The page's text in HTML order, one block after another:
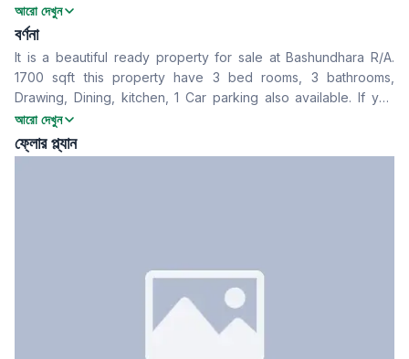
বেডরুম
বাথরুম
বসার রুম
No
Drawing Room
Yes
খাবার রুম
Yes
ফ্লোর টাইপ
Tiled
আরো দেখুন
বর্ণনা
It is a beautiful ready property for sale at Bashundhara R/A.
1700 sqft this property have 3 bed rooms, 3 bathrooms,
Drawing, Dining, kitchen, 1 Car parking also available. If you
are interested, please feel free and contact with us!
আরো দেখুন
ফ্লোর প্ল্যান